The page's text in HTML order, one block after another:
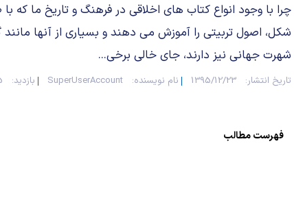
چرا با وجود انواع كتاب هاى اخلاقى در فرهنگ و تاریخ ما كه
شكل، اصول تربیتى را آموزش مى دهند و بسیارى از آنها
شهرت جهانى نیز دارند، جاى خالى برخى...
تاریخ انتشار: 1395/12/23 نام نویسنده: SuperUserAccount بازدید:
فهرست مطالب